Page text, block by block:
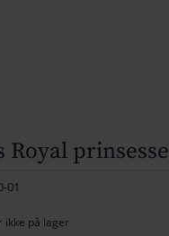
204
Royal prinsesse
01
ikke på lager